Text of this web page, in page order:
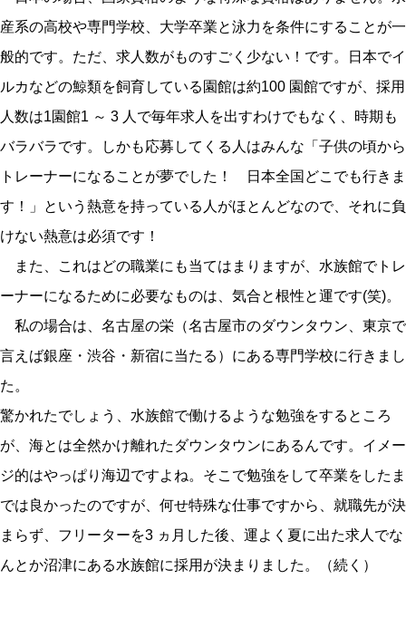
産系の高校や専門学校、大学卒業と泳力を条件にすることが一
般的です。ただ、求人数がものすごく少ない！です。日本でイ
ルカなどの鯨類を飼育している園館は約100 園館ですが、採用
人数は1園館1 ～ 3 人で毎年求人を出すわけでもなく、時期も
バラバラです。しかも応募してくる人はみんな「子供の頃から
トレーナーになることが夢でした！ 日本全国どこでも行きま
す！」という熱意を持っている人がほとんどなので、それに負
けない熱意は必須です！
また、これはどの職業にも当てはまりますが、水族館でトレ
ーナーになるために必要なものは、気合と根性と運です(笑)。
私の場合は、名古屋の栄（名古屋市のダウンタウン、東京で
言えば銀座・渋谷・新宿に当たる）にある専門学校に行きまし
た。
驚かれたでしょう、水族館で働けるような勉強をするところ
が、海とは全然かけ離れたダウンタウンにあるんです。イメー
ジ的はやっぱり海辺ですよね。そこで勉強をして卒業をしたま
では良かったのですが、何せ特殊な仕事ですから、就職先が決
まらず、フリーターを3 ヵ月した後、運よく夏に出た求人でな
んとか沼津にある水族館に採用が決まりました。（続く）